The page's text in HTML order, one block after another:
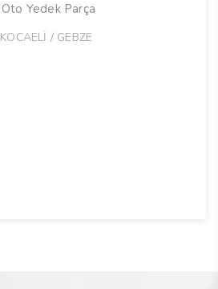
Oto Yedek Parça
KOCAELİ / GEBZE